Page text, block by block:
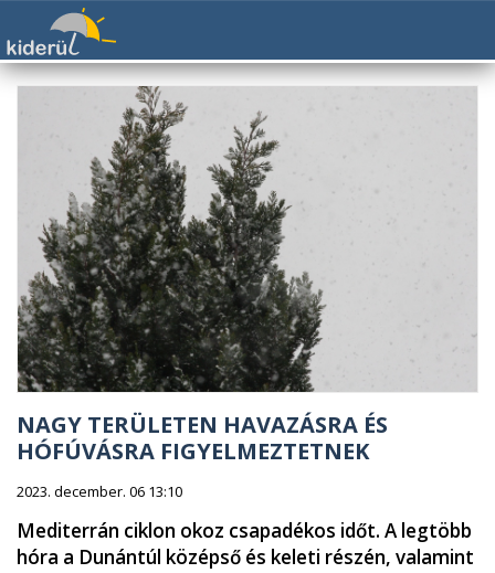
NAGY TERÜLETEN HAVAZÁSRA ÉS
HÓFÚVÁSRA FIGYELMEZTETNEK
2023. december. 06 13:10
Mediterrán ciklon okoz csapadékos időt. A legtöbb
hóra a Dunántúl középső és keleti részén, valamint